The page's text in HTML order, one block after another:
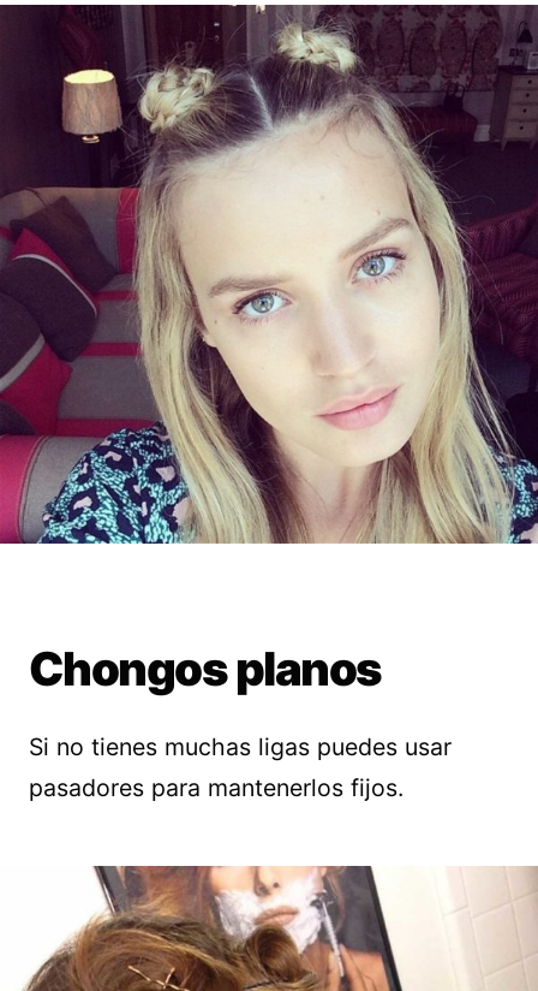
Chongos planos
Si no tienes muchas ligas puedes usar
pasadores para mantenerlos fijos.